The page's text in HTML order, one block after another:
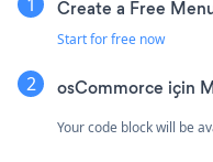
Create a Free
Start for free now
osCommorce için
Your code block will be